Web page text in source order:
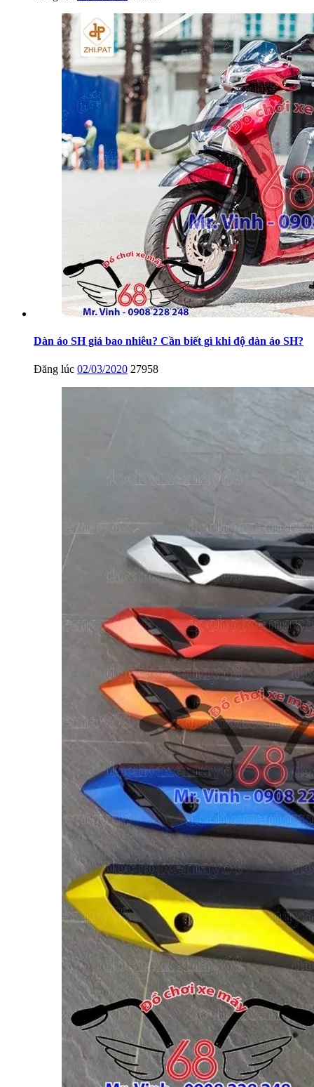
Dàn áo SH giá bao nhiêu? Cần biết gì khi độ dàn áo SH?
Đăng lúc 02/03/2020 27958